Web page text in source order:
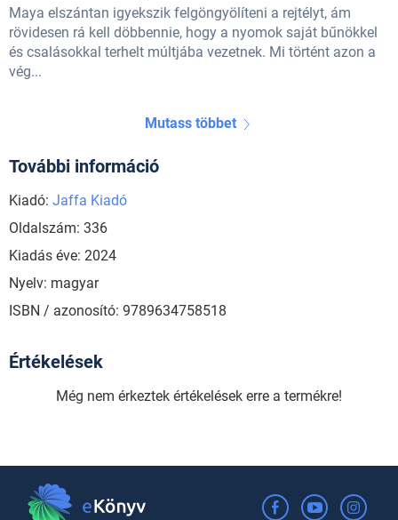
Maya elszántan igyekszik felgöngyölíteni a rejtélyt, ám
rövidesen rá kell döbbennie, hogy a nyomok saját bűnökkel
és csalásokkal terhelt múltjába vezetnek. Mi történt azon a
vég...
Mutass többet
További információ
Kiadó: Jaffa Kiadó
Oldalszám: 336
Kiadás éve: 2024
Nyelv: magyar
ISBN / azonosító: 9789634758518
Értékelések
Még nem érkeztek értékelések erre a termékre!